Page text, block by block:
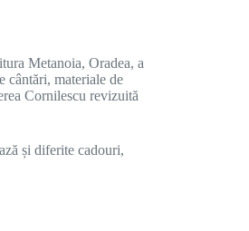
Metanoia, Oradea, a
cântări, materiale de
Cornilescu revizuită
și diferite cadouri,